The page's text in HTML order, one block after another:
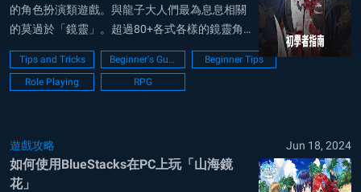
的角色扮演類遊戲。與龍子大人們最為息息相關
的莫過於「鏡靈」。超過80+各式各樣的鏡靈角
色，分成「天」、「靈」、「凡」、「怪」四個
種族，參考文學古籍後，針對鏡靈進行詳細的人
物設定，進而塑造出獨具特色的人物形象，讓每
Tips and Tricks Beginner's Guide
Beginner Tips
Role Playing
RPG
遊戲攻略 Jun 18, 2024
如何使用BlueStacks在PC上玩「山海鏡
花」